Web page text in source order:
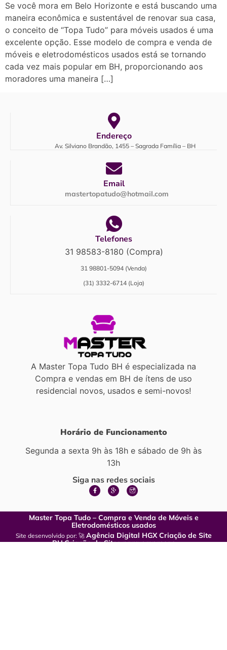
Se você mora em Belo Horizonte e está buscando uma
maneira econômica e sustentável de renovar sua casa,
o conceito de “Topa Tudo” para móveis usados é uma
excelente opção. Esse modelo de compra e venda de
móveis e eletrodomésticos usados está se tornando
cada vez mais popular em BH, proporcionando aos
moradores uma maneira […]
Endereço
Av. Silviano Brandão, 1455 – Sagrada Família – BH
Email
mastertopatudo@hotmail.com
Telefones
31 98583-8180 (Compra)
31 98801-5094 (Venda)
(31) 3332-6714 (Loja)
A Master Topa Tudo BH é especializada na
Compra e vendas em BH de ítens de uso
residencial novos, usados e semi-novos!
Horário de Funcionamento
Segunda a sexta 9h às 18h e sábado de 9h às
13h
Siga nas redes sociais
Master Topa Tudo – Compra e Venda de Móveis e
Eletrodomésticos usados
Site desenvolvido por: 🚀 Agência Digital HGX Criação de Site
BHCriação de Sites para empresas